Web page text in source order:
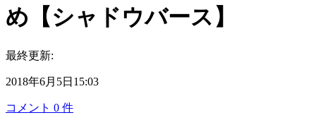
め【シャドウバース】
最終更新:
2018年6月5日15:03
コメント 0 件